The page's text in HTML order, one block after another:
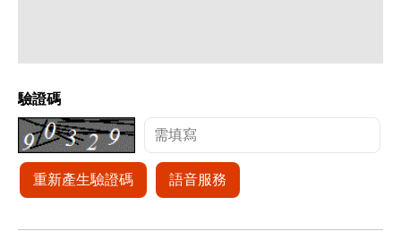
驗證碼
重新產生驗證碼 語音服務